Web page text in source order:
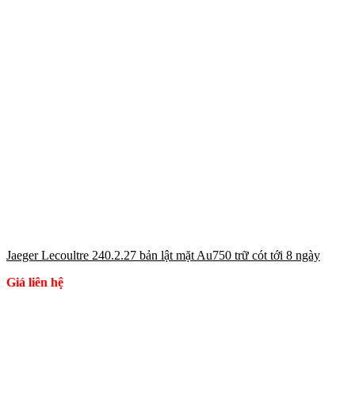
Jaeger Lecoultre 240.2.27 bản lật mặt Au750 trữ cót tới 8 ngày
Giá liên hệ